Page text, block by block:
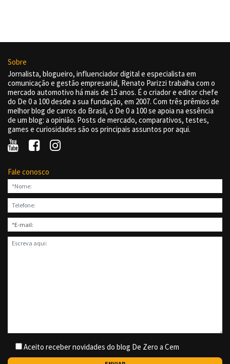
Sobre
Jornalista, blogueiro, influenciador digital e especialista em
comunicação e gestão empresarial, Renato Parizzi trabalha com o
mercado automotivo há mais de 15 anos. É o criador e editor chefe
do De 0 a 100 desde a sua fundação, em 2007. Com três prêmios de
melhor blog de carros do Brasil, o De 0 a 100 se apoia na essência
de um blog: a opinião. Posts de mercado, comparativos, testes,
games e curiosidades são os principais assuntos por aqui.
Fale conosco
Aceito receber novidades do blog De Zero a Cem